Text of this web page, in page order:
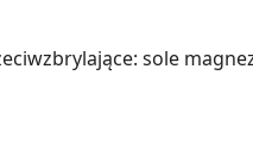
sole